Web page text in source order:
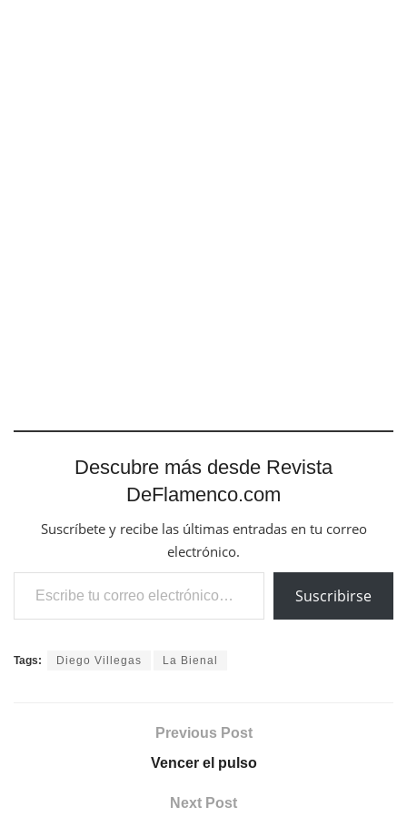
Descubre más desde Revista
DeFlamenco.com
Suscríbete y recibe las últimas entradas en tu correo
electrónico.
Escribe tu correo electrónico…
Suscribirse
Tags: Diego Villegas La Bienal
Previous Post
Vencer el pulso
Next Post